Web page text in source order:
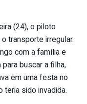
(24), o piloto
transporte irregular.
com a família e
buscar a filha,
em uma festa no
teria sido invadida.